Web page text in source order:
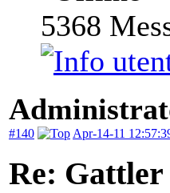
5368
#140 Apr-14-11
Re: Gattler